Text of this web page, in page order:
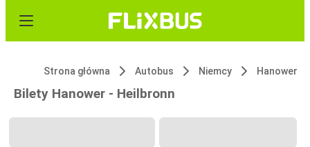
Strona główna Autobus Niemcy Hanower
Bilety Hanower - Heilbronn